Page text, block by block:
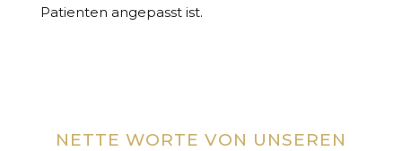
Patienten angepasst ist.
NETTE WORTE VON UNSEREN